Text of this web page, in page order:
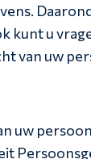
u
van uw
uw